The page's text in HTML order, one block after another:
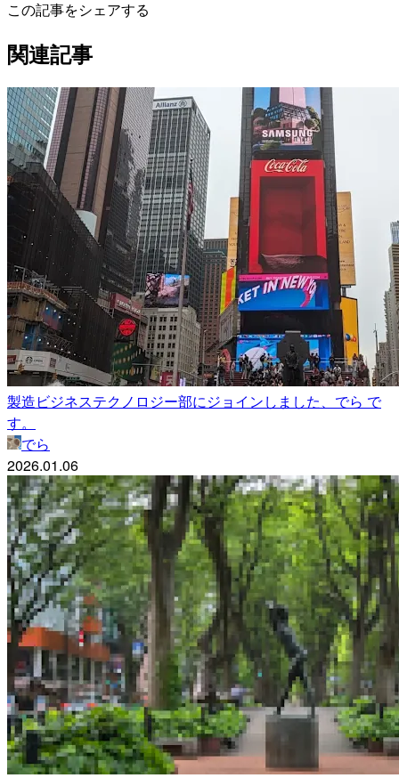
この記事をシェアする
関連記事
製造ビジネステクノロジー部にジョインしました、でら で
す。
でら
2026.01.06